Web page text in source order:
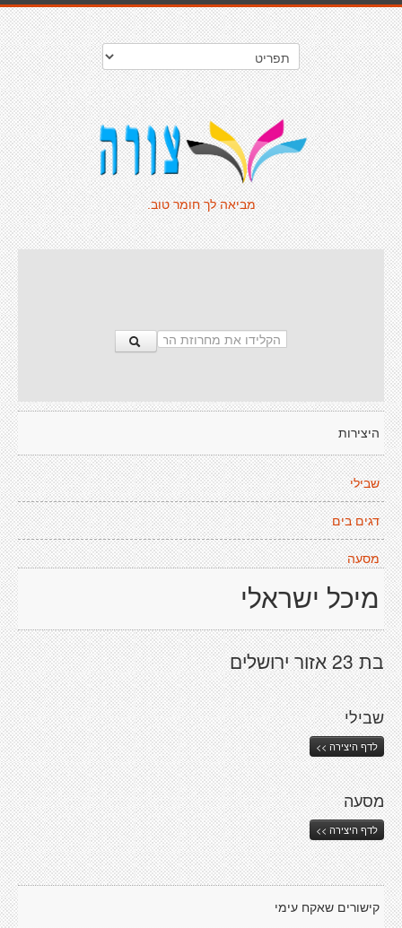
מביאה לך חומר טוב.
היצירות
שבילי
דגים בים
מסעה
מיכל ישראלי
בת 23 אזור ירושלים
שבילי
לדף היצירה >>
מסעה
לדף היצירה >>
קישורים שאקח עימי